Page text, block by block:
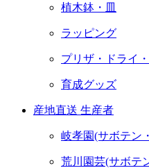
植木鉢・皿
ラッピング
プリザ・ドライ
育成グッズ
産地直送 生産者
岐孝園(サボテン
荒川園芸(サボテ